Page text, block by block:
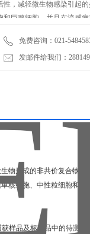
性，减轻微生物感染引起
和巨噬细胞，并且在流感
免费咨询：021-
发邮件给我们：
物形成的非共价复合物
核细胞、中性粒细胞和
样品及标准品中的待测物